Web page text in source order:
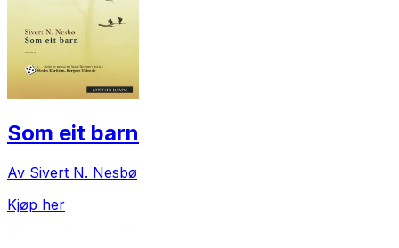
Som eit barn
Av Sivert N. Nesbø
Kjøp her